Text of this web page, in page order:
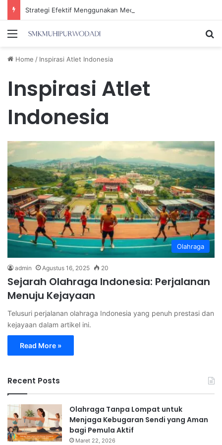
Menu
Home / Inspirasi Atlet Indonesia
Inspirasi Atlet
Indonesia
Olahraga
admin Agustus 16, 2025 20
Sejarah Olahraga Indonesia: Perjalanan
Menuju Kejayaan
Telusuri perjalanan olahraga Indonesia yang penuh prestasi dan
kejayaan dalam artikel ini.
Read More »
Recent Posts
Olahraga Tanpa Lompat untuk
Menjaga Kebugaran Sendi yang Aman
bagi Pemula Aktif
Maret 22, 2026